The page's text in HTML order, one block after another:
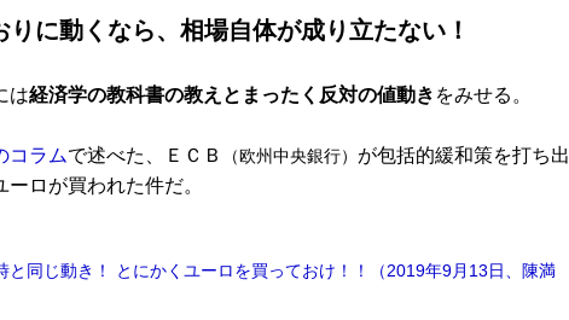
に動くなら、相場自体が成り立たない！
は経済学の教科書の教えとまったく反対の値動き をみせる。
コラムで述べた、ＥＣＢ （欧州中央銀行） が包括的緩和策を打ち出
ロが買われた件だ。
と同じ動き！ とにかくユーロを買っておけ！！（2019年9月13日、陳満